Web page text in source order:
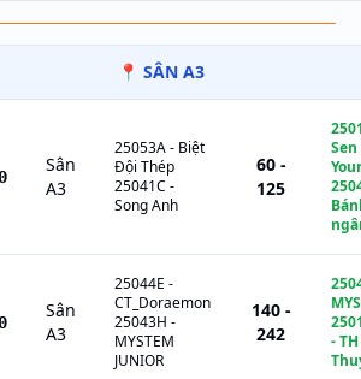
📍 SÂN A3
Sân
A3
25053A- Biệt
Đội Thép
25041C -
Song Anh
60 -
125
Sân
A3
25044E -
CT_Doraemon
25043H -
MYSTEM
JUNIOR
140 -
242
-